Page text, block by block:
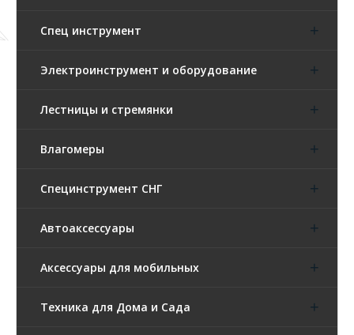
Спец инструмент
Электроинструмент и оборудование
Лестницы и стремянки
Влагомеры
Специнструмент СНГ
Автоаксессуары
Аксессуары для мобильных
Техника для Дома и Сада